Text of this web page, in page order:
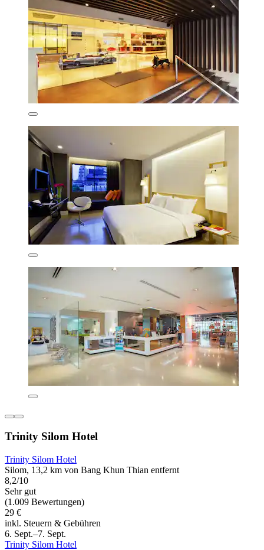
Trinity Silom Hotel
Trinity Silom Hotel
Silom, 13,2 km von Bang Khun Thian entfernt
8,2/10
Sehr gut
(1.009 Bewertungen)
29 €
inkl. Steuern & Gebühren
6. Sept.–7. Sept.
Trinity Silom Hotel